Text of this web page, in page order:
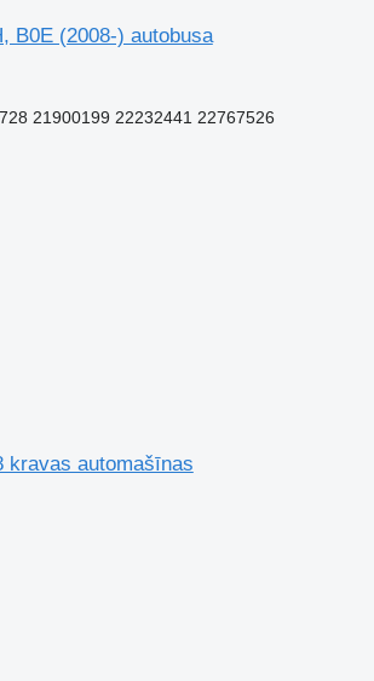
B0E (2008-) autobusa
21900199 22232441 22767526
kravas automašīnas